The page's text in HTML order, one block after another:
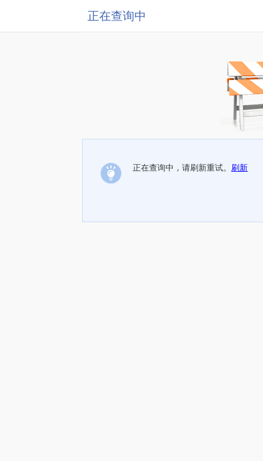
正在查询中
正在查询中，请刷新重试。 刷新